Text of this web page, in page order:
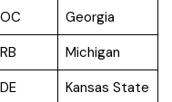
OC
Georgia
RB
Michigan
DE Kansas State